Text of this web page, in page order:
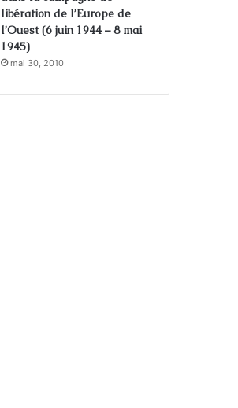
libération de l’Europe de
l’Ouest (6 juin 1944 – 8 mai
1945)
mai 30, 2010